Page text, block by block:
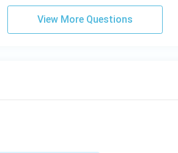
View More Questions